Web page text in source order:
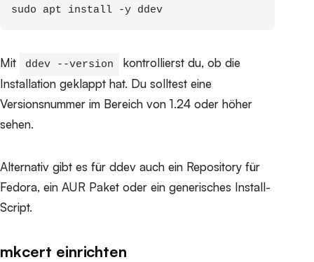
sudo apt install -y ddev
Mit ddev --version
kontrollierst du, ob die
Installation geklappt hat. Du solltest eine
Versionsnummer im Bereich von 1.24 oder höher
sehen.
Alternativ gibt es für ddev auch ein Repository für
Fedora, ein AUR Paket oder ein generisches Install-
Script.
mkcert einrichten